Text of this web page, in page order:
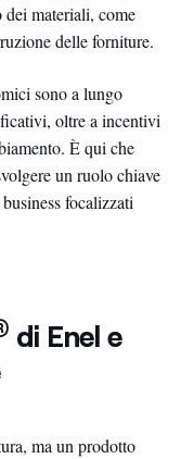
dei materiali, come
delle forniture.
sono a lungo
oltre a incentivi
È qui che
un ruolo chiave
focalizzati
di Enel e
ma un prodotto